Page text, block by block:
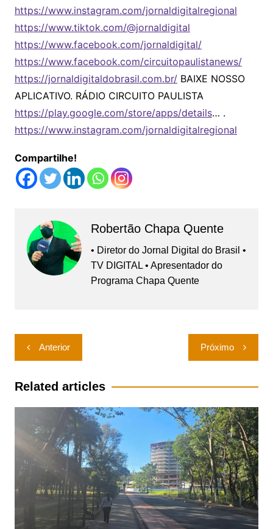
https://www.instagram.com/jornaldigitalregional
https://www.tiktok.com/@jornaldigital
https://www.facebook.com/jornaldigital/
https://www.facebook.com/circuitopaulistanews/
https://jornaldigitaldobrasil.com.br/BAIXE NOSSO
APLICATIVO. RÁDIO CIRCUITO PAULISTA
https://play.google.com/store/apps/details… .
https://www.instagram.com/jornaldigitalregional
Compartilhe!
Robertão Chapa Quente
• Diretor do Jornal Digital do Brasil •
TV DIGITAL • Apresentador do
Programa Chapa Quente
Navegação
de
Post
Anterior Próximo
Related articles